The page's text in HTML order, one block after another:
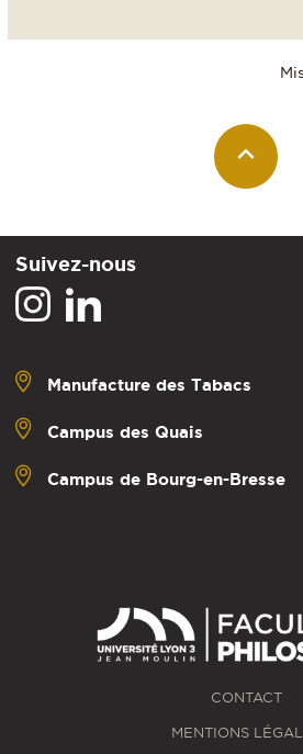
Suivez-nous
Manufacture des Tabacs
Campus des Quais
Campus de Bourg-en-Bresse
CONTACT
MENTIONS